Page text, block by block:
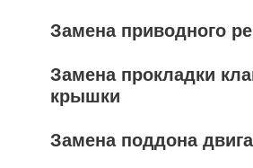
Замена приводного
Замена прокладки
крышки
Замена поддона